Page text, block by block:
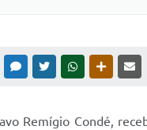
FACEBOOKMESSENGER
TWITTERWHATSAPPOUTRAS
Remígio Condé,